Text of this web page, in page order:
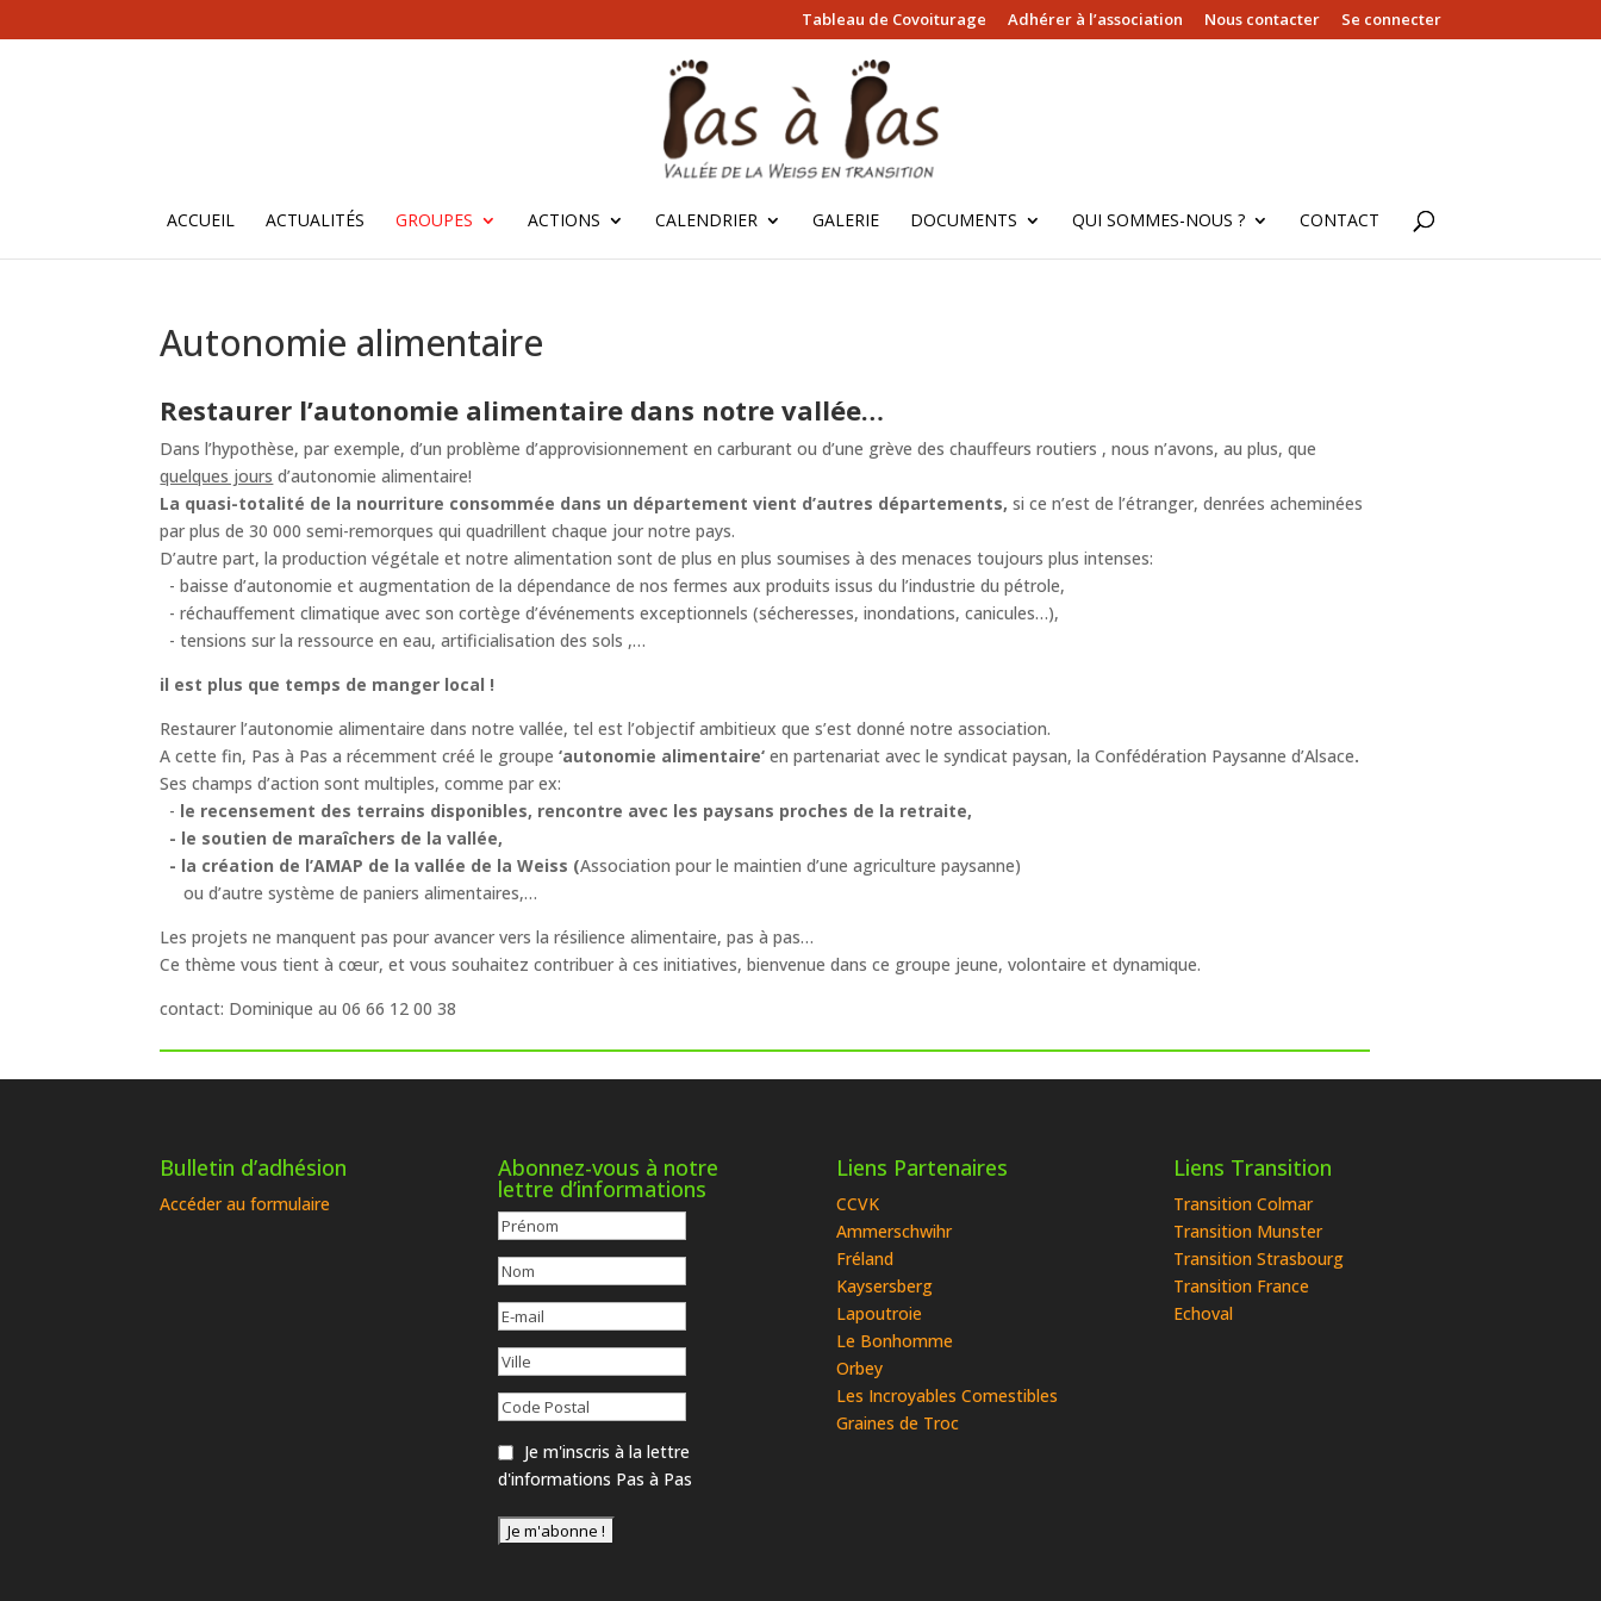
Tableau de Covoiturage Adhérer à l’association Nous contacter Se connecter
ACCUEIL ACTUALITÉS GROUPES ACTIONS CALENDRIER GALERIE DOCUMENTS QUI SOMMES-NOUS ? CONTACT
Autonomie alimentaire
Restaurer l’autonomie alimentaire dans notre vallée…
Dans l’hypothèse, par exemple, d’un problème d’approvisionnement en carburant ou d’une grève des chauffeurs routiers , nous n’avons, au plus, que
quelques jours d’autonomie alimentaire!
La quasi-totalité de la nourriture consommée dans un département vient d’autres départements,si ce n’est de l’étranger, denrées acheminées
par plus de 30 000 semi-remorques qui quadrillent chaque jour notre pays.
D’autre part, la production végétale et notre alimentation sont de plus en plus soumises à des menaces toujours plus intenses:
- baisse d’autonomie et augmentation de la dépendance de nos fermes aux produits issus du l’industrie du pétrole,
- réchauffement climatique avec son cortège d’événements exceptionnels (sécheresses, inondations, canicules…),
- tensions sur la ressource en eau, artificialisation des sols ,…
il est plus que temps de manger local !
Restaurer l’autonomie alimentaire dans notre vallée, tel est l’objectif ambitieux que s’est donné notre association.
A cette fin, Pas à Pas a récemment créé le groupe ‘autonomie alimentaire‘en partenariat avec le syndicat paysan, la Confédération Paysanne d’Alsace.
Ses champs d’action sont multiples, comme par ex:
- le recensement des terrains disponibles, rencontre avec les paysans proches de la retraite,
- le soutien de maraîchers de la vallée,
- la création de l’AMAP de la vallée de la Weiss (Association pour le maintien d’une agriculture paysanne)
ou d’autre système de paniers alimentaires,…
Les projets ne manquent pas pour avancer vers la résilience alimentaire, pas à pas…
Ce thème vous tient à cœur, et vous souhaitez contribuer à ces initiatives, bienvenue dans ce groupe jeune, volontaire et dynamique.
contact: Dominique au 06 66 12 00 38
Bulletin d’adhésion
Accéder au formulaire
Abonnez-vous à notre
lettre d’informations
Je m'inscris à la lettre
d'informations Pas à Pas
Liens Partenaires
CCVK
Ammerschwihr
Fréland
Kaysersberg
Lapoutroie
Le Bonhomme
Orbey
Les Incroyables Comestibles
Graines de Troc
Liens Transition
Transition Colmar
Transition Munster
Transition Strasbourg
Transition France
Echoval